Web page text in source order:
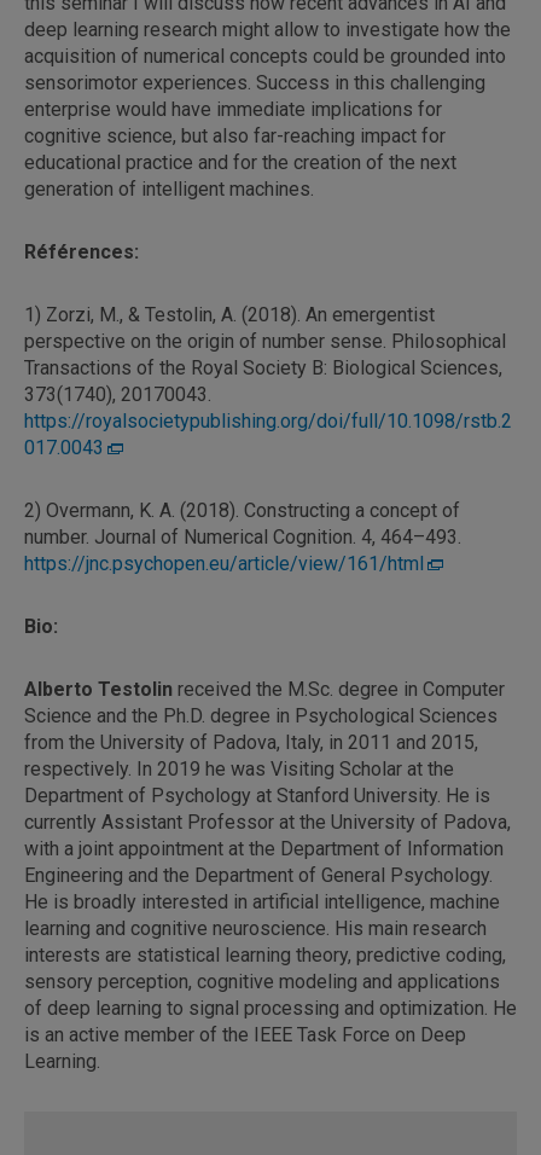
deep learning research might allow to investigate how the
acquisition of numerical concepts could be grounded into
sensorimotor experiences. Success in this challenging
enterprise would have immediate implications for
cognitive science, but also far-reaching impact for
educational practice and for the creation of the next
generation of intelligent machines.
Références:
1) Zorzi, M., & Testolin, A. (2018). An emergentist
perspective on the origin of number sense. Philosophical
Transactions of the Royal Society B: Biological Sciences,
373(1740), 20170043.
https://royalsocietypublishing.org/doi/full/10.1098/rstb.2
017.0043
2) Overmann, K. A. (2018). Constructing a concept of
number. Journal of Numerical Cognition. 4, 464–493.
https://jnc.psychopen.eu/article/view/161/html
Bio:
Alberto Testolin received the M.Sc. degree in Computer
Science and the Ph.D. degree in Psychological Sciences
from the University of Padova, Italy, in 2011 and 2015,
respectively. In 2019 he was Visiting Scholar at the
Department of Psychology at Stanford University. He is
currently Assistant Professor at the University of Padova,
with a joint appointment at the Department of Information
Engineering and the Department of General Psychology.
He is broadly interested in artificial intelligence, machine
learning and cognitive neuroscience. His main research
interests are statistical learning theory, predictive coding,
sensory perception, cognitive modeling and applications
of deep learning to signal processing and optimization. He
is an active member of the IEEE Task Force on Deep
Learning.